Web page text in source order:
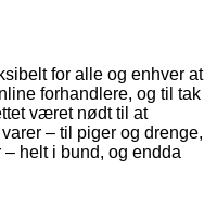
for alle og enhver at
forhandlere, og til tak
været nødt til at
– til piger og drenge,
– helt i bund, og endda